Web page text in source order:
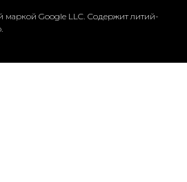
маркой Google LLC. Содержит литий-